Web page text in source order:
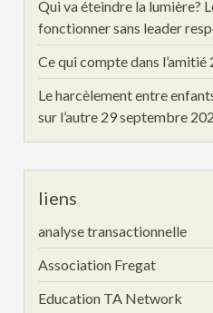
Qui va éteindre la lumière?
fonctionner sans leader
Ce qui compte dans l’amitié
Le harcèlement entre
sur l’autre 29 septembre
liens
analyse transactionnelle
Association Fregat
Education TA Network